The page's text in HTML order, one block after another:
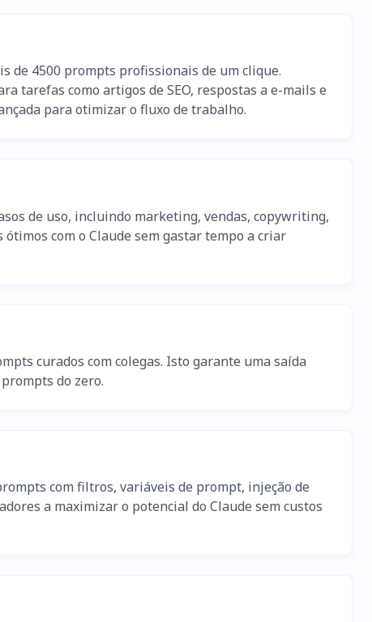
de 4500 prompts profissionais de um clique.
tarefas como artigos de SEO, respostas a e-mails e
para otimizar o fluxo de trabalho.
de uso, incluindo marketing, vendas, copywriting,
com o Claude sem gastar tempo a criar
curados com colegas. Isto garante uma saída
do zero.
com filtros, variáveis de prompt, injeção de
a maximizar o potencial do Claude sem custos